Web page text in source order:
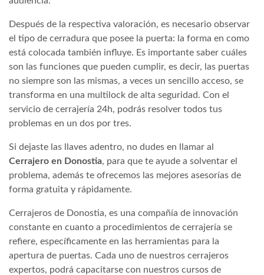
Después de la respectiva valoración, es necesario observar
el tipo de cerradura que posee la puerta: la forma en como
está colocada también influye. Es importante saber cuáles
son las funciones que pueden cumplir, es decir, las puertas
no siempre son las mismas, a veces un sencillo acceso, se
transforma en una multilock de alta seguridad. Con el
servicio de cerrajería 24h, podrás resolver todos tus
problemas en un dos por tres.
Si dejaste las llaves adentro, no dudes en llamar al
Cerrajero en Donostia, para que te ayude a solventar el
problema, además te ofrecemos las mejores asesorías de
forma gratuita y rápidamente.
Cerrajeros de Donostia, es una compañía de innovación
constante en cuanto a procedimientos de cerrajería se
refiere, específicamente en las herramientas para la
apertura de puertas. Cada uno de nuestros cerrajeros
expertos, podrá capacitarse con nuestros cursos de